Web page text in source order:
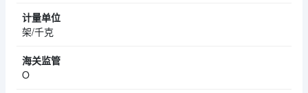
架/千克
O